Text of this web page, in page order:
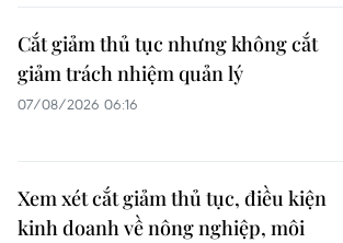
Cắt giảm thủ tục nhưng không cắt
giảm trách nhiệm quản lý
07/08/2026 06:16
Xem xét cắt giảm thủ tục, điều kiện
kinh doanh về nông nghiệp, môi